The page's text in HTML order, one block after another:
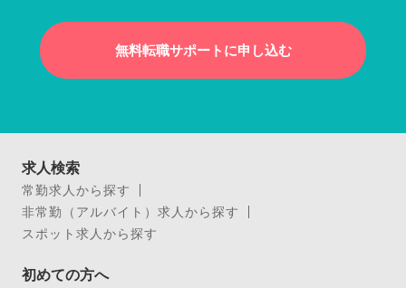
無料転職サポートに申し込む
求人検索
常勤求人から探す
非常勤（アルバイト）求人から探す
スポット求人から探す
初めての方へ